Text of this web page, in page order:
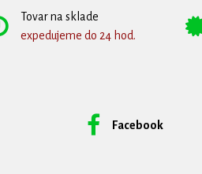
Tovar na sklade
expedujeme do 24 hod.
Facebook